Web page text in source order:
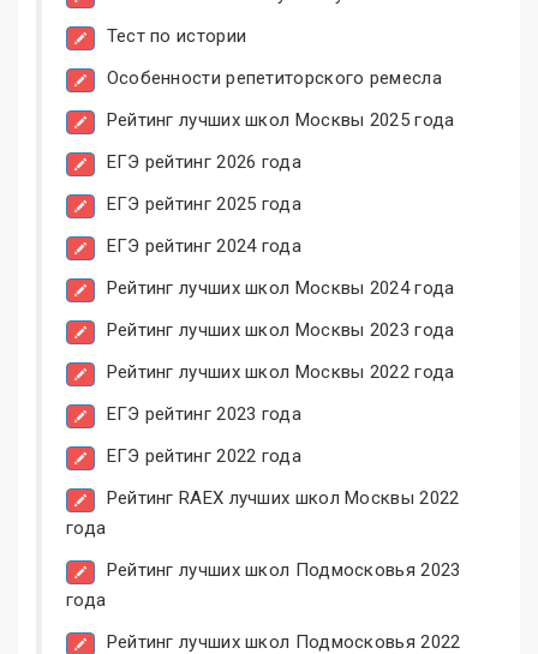
Тест по истории
Особенности репетиторского ремесла
Рейтинг лучших школ Москвы 2025 года
ЕГЭ рейтинг 2026 года
ЕГЭ рейтинг 2025 года
ЕГЭ рейтинг 2024 года
Рейтинг лучших школ Москвы 2024 года
Рейтинг лучших школ Москвы 2023 года
Рейтинг лучших школ Москвы 2022 года
ЕГЭ рейтинг 2023 года
ЕГЭ рейтинг 2022 года
Рейтинг RAEX лучших школ Москвы 2022
года
Рейтинг лучших школ Подмосковья 2023
года
Рейтинг лучших школ Подмосковья 2022